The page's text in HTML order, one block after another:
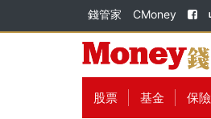
錢管家 CMoney
股票 基金 保險